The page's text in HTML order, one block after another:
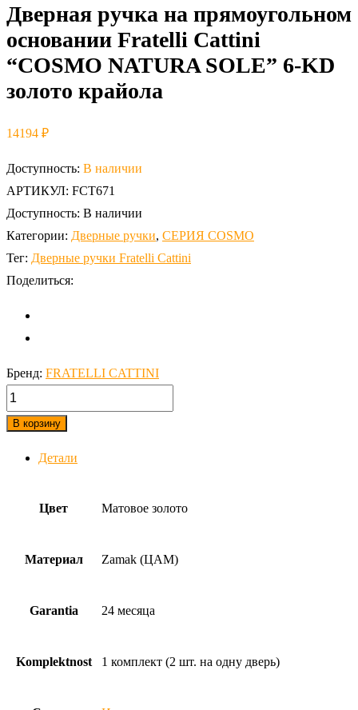
Дверная ручка на прямоугольном
основании Fratelli Cattini
“COSMO NATURA SOLE” 6-KD
золото крайола
14194 ₽
Доступность: В наличии
АРТИКУЛ: FCT671
Доступность: В наличии
Категории: Дверные ручки, СЕРИЯ COSMO
Тег: Дверные ручки Fratelli Cattini
Поделиться:
Бренд: FRATELLI CATTINI
количество,
Дверная
основании
SOLE"
KD
В корзину
Детали
Цвет Матовое золото
Материал Zamak (ЦАМ)
Garantia 24 месяца
Komplektnost 1 комплект (2 шт. на одну дверь)